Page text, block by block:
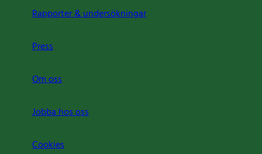
Rapporter & undersökningar
Press
Om oss
Jobba hos oss
Cookies